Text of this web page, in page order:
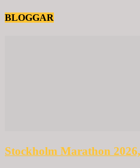
BLOGGAR
Stockholm Marathon